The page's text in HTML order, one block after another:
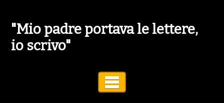
"Mio padre portava le lettere,
io scrivo"